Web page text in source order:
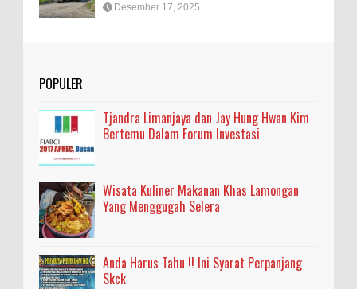
Desember 17, 2025
POPULER
Tjandra Limanjaya dan Jay Hung Hwan Kim
Bertemu Dalam Forum Investasi
Wisata Kuliner Makanan Khas Lamongan
Yang Menggugah Selera
Anda Harus Tahu !! Ini Syarat Perpanjang
Skck